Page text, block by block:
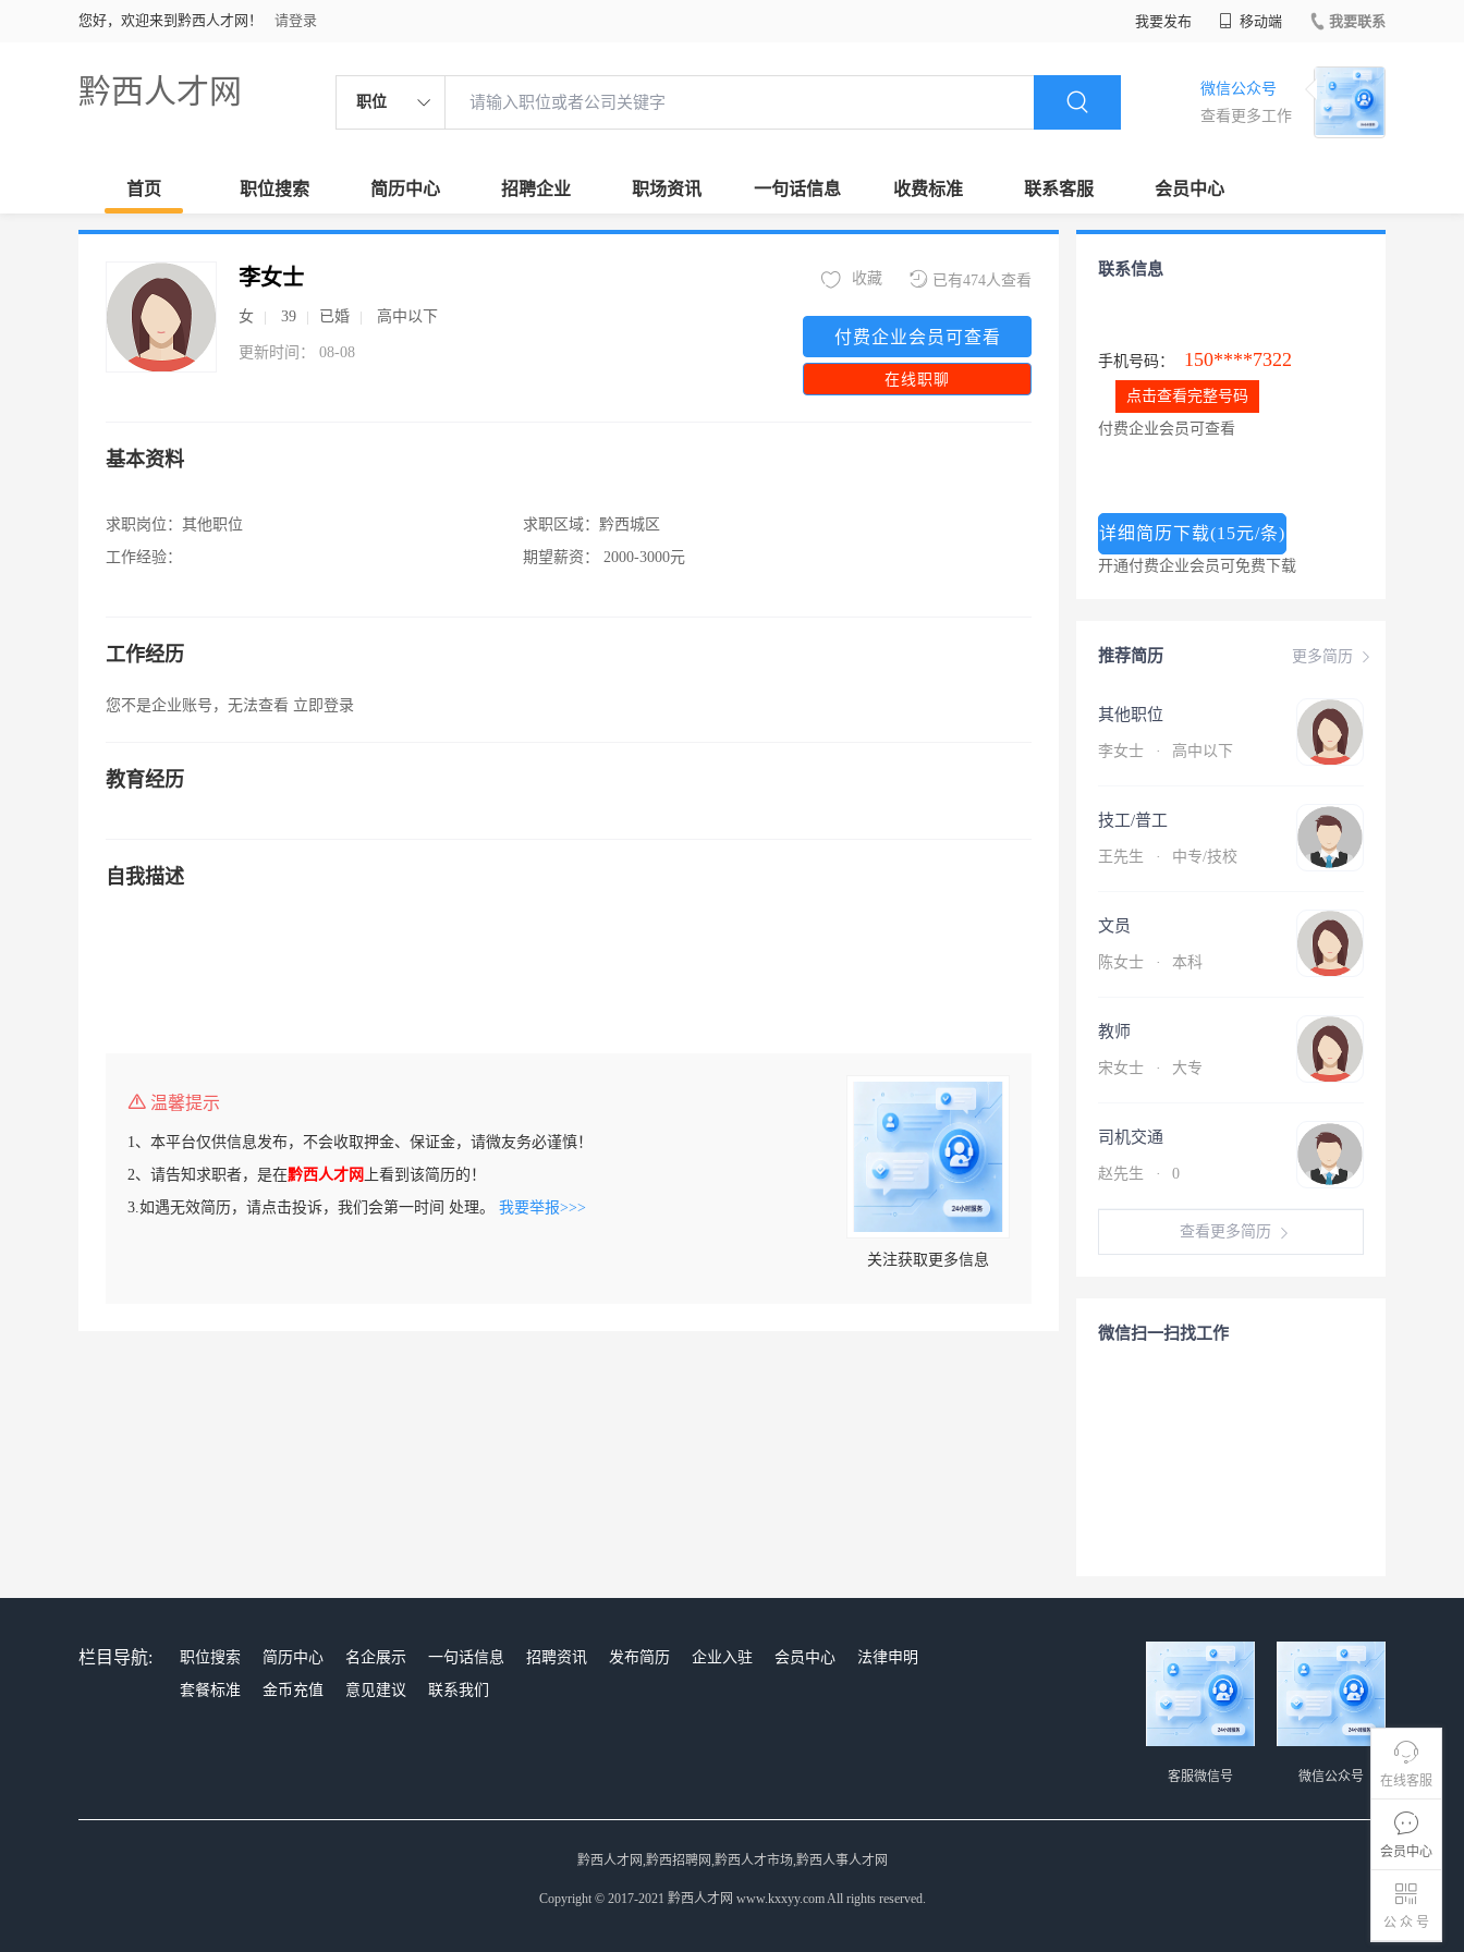
您好，欢迎来到黔西人才网！ 请登录 我要发布 移动端 我要联系
黔西人才网 职位
微信公众号
查看更多工作
首页 职位搜索 简历中心 招聘企业 职场资讯 一句话信息 收费标准 联系客服 会员中心
在线客服
会员中心
公 众 号
李女士
女 39 已婚 高中以下
更新时间： 08-08
已有474人查看
收藏
付费企业会员可查看
在线职聊
基本资料
求职岗位： 其他职位
工作经验：
求职区域： 黔西城区
期望薪资：
2000-3000元
工作经历
您不是企业账号，无法查看 立即登录
教育经历
自我描述
温馨提示
1、本平台仅供信息发布，不会收取押金、保证金，请微友务必谨慎！
2、请告知求职者，是在黔西人才网 上看到该简历的！
3.如遇无效简历，请点击投诉，我们会第一时间 处理。 我要举报>>>
关注获取更多信息
联系信息
手机号码： 150****7322
点击查看完整号码
付费企业会员可查看
详细简历下载(15元/条)
开通付费企业会员可免费下载
更多简历
推荐简历
其他职位
李女士 · 高中以下
技工/普工
王先生 · 中专/技校
文员
陈女士 · 本科
教师
宋女士 · 大专
司机交通
赵先生 · 0
查看更多简历
微信扫一扫找工作
栏目导航: 职位搜索 简历中心 名企展示 一句话信息 招聘资讯 发布简历 企业入驻 会员中心
法律申明
套餐标准
金币充值 意见建议 联系我们
微信公众号
客服微信号
黔西人才网,黔西招聘网,黔西人才市场,黔西人事人才网
Copyright © 2017-2021 黔西人才网 www.kxxyy.com All rights reserved.